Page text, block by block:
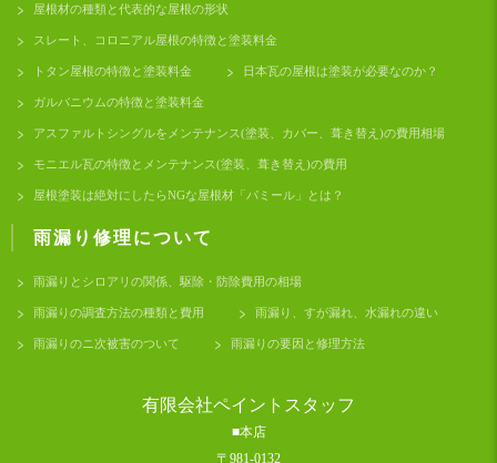
屋根材の種類と代表的な屋根の形状
スレート、コロニアル屋根の特徴と塗装料金
トタン屋根の特徴と塗装料金 日本瓦の屋根は塗装が必要なのか？
ガルバニウムの特徴と塗装料金
アスファルトシングルをメンテナンス(塗装、カバー、葺き替え)の費用相場
モニエル瓦の特徴とメンテナンス(塗装、葺き替え)の費用
屋根塗装は絶対にしたらNGな屋根材「パミール」とは？
雨漏り修理について
雨漏りとシロアリの関係、駆除・防除費用の相場
雨漏りの調査方法の種類と費用 雨漏り、すが漏れ、水漏れの違い
雨漏りのニ次被害のついて 雨漏りの要因と修理方法
有限会社ペイントスタッフ
■本店
〒981-0132